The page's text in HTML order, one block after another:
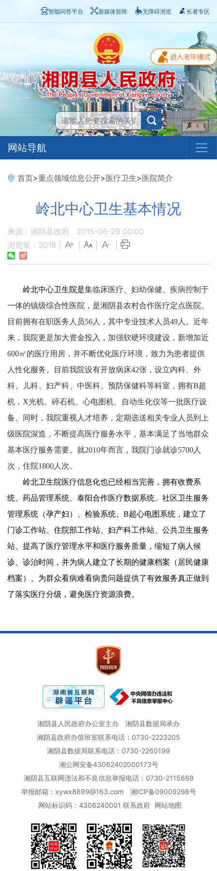
智能问答平台 新媒体矩阵 无障碍浏览 长者专区
网站导航
首页>重点领域信息公开>医疗卫生>医院简介
岭北中心卫生基本情况
来源：湘阴县政府
2015-06-29 00:00
浏览量： 3016
岭北中心卫生院是集临床医疗、妇幼保健、疾病控制于
一体的镇级综合性医院，是湘阴县农村合作医疗定点医院。
目前拥有在职医务人员56人，其中专业技术人员49人。近年
来，我院更是加大资金投入，加强软硬环境建设，新增加近
600㎡的医疗用房，并不断优化医疗环境，致力为患者提供
人性化服务。目前我院设有开放病床42张，设立内科、外
科、儿科、妇产科、中医科、预防保健科等科室，拥有B超
机，X光机、碎石机、心电图机、自动生化仪等一批医疗设
备。同时，我院重视人才培养，定期选送相关专业人员到上
级医院深造，不断提高医疗服务水平，基本满足了当地群众
基本医疗服务需要。就2010年而言，我院门诊就诊5700人
次，住院1800人次。
岭北卫生院医疗信息化也已经相当完善，拥有收费系
统、药品管理系统、泰阳合作医疗数据系统、社区卫生服务
管理系统（孕产妇）、检验系统、B超心电图系统，建立了
门诊工作站、住院部工作站、妇产科工作站、公共卫生服务
站、提高了医疗管理水平和医疗服务质量，缩短了病人候
诊、诊治时间，并为病人建立了长期的健康档案（居民健康
档案）、为群众看病难看病贵问题提供了有效服务真正做到
了落实医疗分级，避免医疗资源浪费。
湘阴县人民政府办公室主办
湘阴县数据局承办
湘阴县政府办值班室联系电话：0730-2223205
湘阴县数据局联系电话：0730-2260199
湘公网安备43062402000173号
湘阴县互联网违法和不良信息举报电话：0730-2115669
举报邮箱：xywx8899@163.com
湘ICP备09009298号
网站标识码：4306240001 联系政府 网站地图